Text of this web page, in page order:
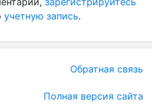
учетную запись.
Обратная связь
Полная версия сайта